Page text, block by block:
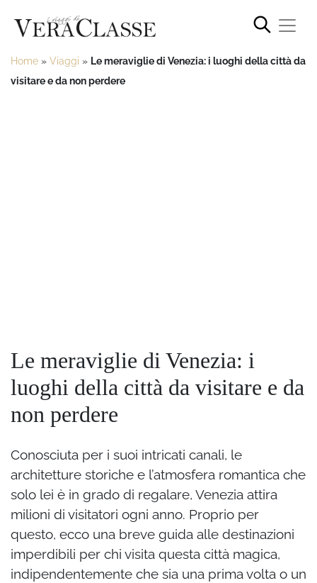
Home » Viaggi » Le meraviglie di Venezia: i luoghi della città da
visitare e da non perdere
Le meraviglie di Venezia: i
luoghi della città da visitare e da
non perdere
Conosciuta per i suoi intricati canali, le
architetture storiche e l’atmosfera romantica che
solo lei è in grado di regalare, Venezia attira
milioni di visitatori ogni anno. Proprio per
questo, ecco una breve guida alle destinazioni
imperdibili per chi visita questa città magica,
indipendentemente che sia una prima volta o un